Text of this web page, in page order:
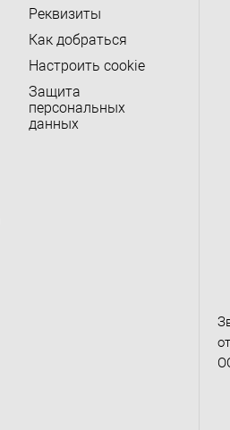
Реквизиты
Как добраться
Настроить cookie
Защита
персональных
данных